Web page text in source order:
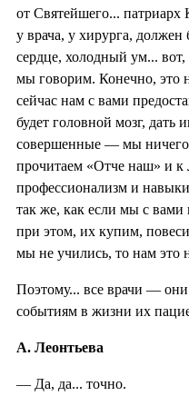
от Святейшего... патриарх
у врача, у хирурга,
сердце, холодный ум...
мы говорим. Конечно, это
сейчас нам с вами
будет головной мозг, дать
совершенные — мы ничего
прочитаем «Отче наш» и к
профессионализм и
так же, как если мы с вами
при этом, их купим,
мы не учились, то нам это
Поэтому... все врачи —
событиям в жизни их
А. Леонтьева
— Да, да... точно.